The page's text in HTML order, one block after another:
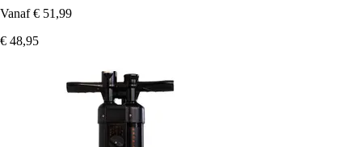
Vanaf € 51,99
€ 48,95